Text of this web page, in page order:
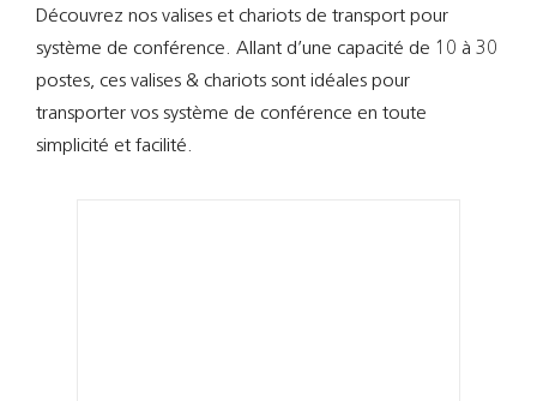
Découvrez nos valises et chariots de transport pour
système de conférence. Allant d’une capacité de 10 à 30
postes, ces valises & chariots sont idéales pour
transporter vos système de conférence en toute
simplicité et facilité.